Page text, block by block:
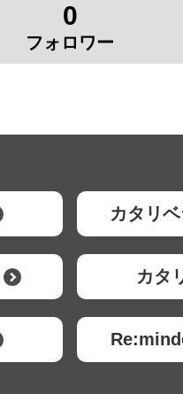
0
フォロワー
カタリ
カタ